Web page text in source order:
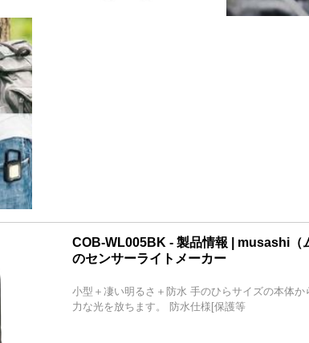
COB-WL005BK - 製品情報 | musashi（
のセンサーライトメーカー
小型＋凄い明るさ＋防水 手のひらサイズの本体か
力な光を放ちます。 防水仕様[保護等